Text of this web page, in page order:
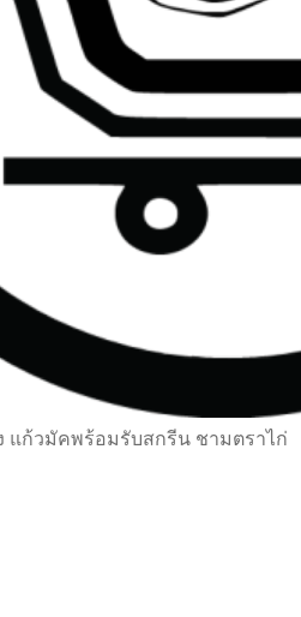
แก้วมัคพร้อมรับสกรีน ชามตราไก่